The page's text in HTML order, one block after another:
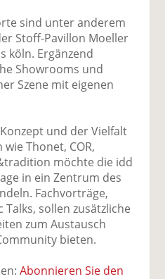
sind unter anderem
Stoff-Pavillon Moeller
köln. Ergänzend
Showrooms und
Szene mit eigenen
und der Vielfalt
Thonet, COR,
möchte die idd
in ein Zentrum des
Fachvorträge,
sollen zusätzliche
zum Austausch
bieten.
Abonnieren Sie den